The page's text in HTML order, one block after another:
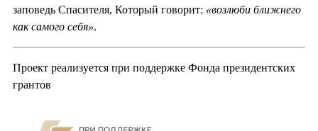
заповедь Спасителя, Который говорит: «возлюби ближнего
как самого себя».
Проект реализуется при поддержке Фонда президентских
грантов